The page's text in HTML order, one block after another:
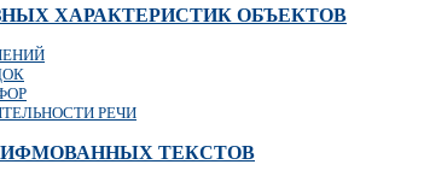
ХАРАКТЕРИСТИК ОБЪЕКТОВ
РЕЧИ
ТЕКСТОВ